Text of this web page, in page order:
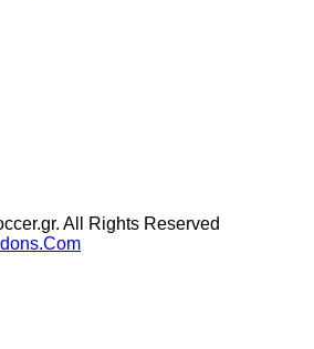
All Rights Reserved